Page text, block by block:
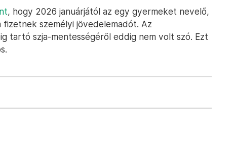
, hogy 2026 januárjától az egy gyermeket nevelő,
személyi jövedelemadót. Az
tartó szja-mentességéről eddig nem volt szó. Ezt